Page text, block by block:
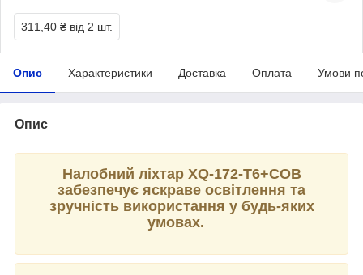
311,40 ₴ від 2 шт.
Опис Характеристики Доставка Оплата Умови
Опис
Налобний ліхтар XQ-172-T6+COB
забезпечує яскраве освітлення та
зручність використання у будь-яких
умовах.